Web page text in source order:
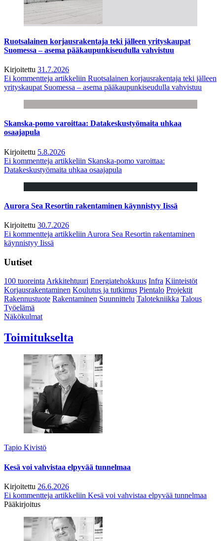
Ruotsalainen korjausrakentaja teki jälleen yrityskaupat
Suomessa – asema pääkaupunkiseudulla vahvistuu
Kirjoitettu 31.7.2026
Ei kommentteja artikkeliin Ruotsalainen korjausrakentaja teki jälleen
yrityskaupat Suomessa – asema pääkaupunkiseudulla vahvistuu
Skanska-pomo varoittaa: Datakeskustyömaita uhkaa
osaajapula
Kirjoitettu 5.8.2026
Ei kommentteja artikkeliin Skanska-pomo varoittaa:
Datakeskustyömaita uhkaa osaajapula
Aurora Sea Resortin rakentaminen käynnistyy Iissä
Kirjoitettu 30.7.2026
Ei kommentteja artikkeliin Aurora Sea Resortin rakentaminen
käynnistyy Iissä
Uutiset
100 tuoreintaArkkitehtuuri Energiatehokkuus Infra Kiinteistöt
Korjausrakentaminen Koulutus ja tutkimus Pientalo Projektit
Rakennustuote Rakentaminen Suunnittelu Talotekniikka Talous
Työelämä
Näkökulmat
Toimitukselta
Tapio Kivistö
Kesä voi vahvistaa elpyvää tunnelmaa
Kirjoitettu 26.6.2026
Ei kommentteja artikkeliin Kesä voi vahvistaa elpyvää tunnelmaa
Pääkirjoitus